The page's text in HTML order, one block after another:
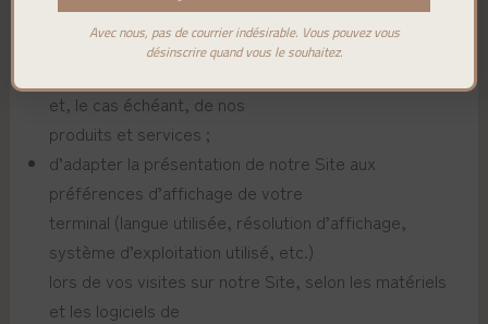
éléments composant notre Site (rubriques et
contenus visités, parcours), nous
et, le cas échéant, de nos
produits et services ;
d’adapter la présentation de notre Site aux
préférences d’affichage de votre
terminal (langue utilisée, résolution d’affichage,
système d’exploitation utilisé, etc.)
lors de vos visites sur notre Site, selon les matériels
et les logiciels de
Avec nous, pas de courrier indésirable. Vous pouvez vous
désinscrire quand vous le souhaitez.